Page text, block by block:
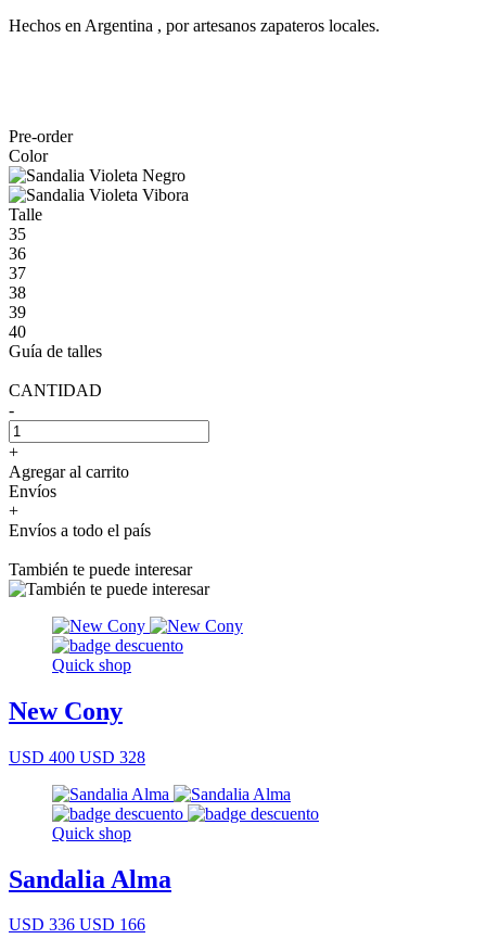
Hechos en Argentina , por artesanos zapateros locales.
Pre-order
Color
Talle
35
36
37
38
39
40
Guía de talles
CANTIDAD
-
+
Agregar al carrito
Envíos
+
Envíos a todo el país
También te puede interesar
Quick shop
New Cony
USD 400 USD 328
Quick shop
Sandalia Alma
USD 336 USD 166